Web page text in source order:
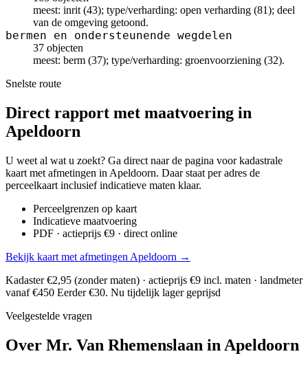
meest: inrit (43); type/verharding: open verharding (81); deel
van de omgeving getoond.
bermen en ondersteunende wegdelen
37 objecten
meest: berm (37); type/verharding: groenvoorziening (32).
Snelste route
Direct rapport met maatvoering in
Apeldoorn
U weet al wat u zoekt? Ga direct naar de pagina voor kadastrale
kaart met afmetingen in Apeldoorn. Daar staat per adres de
perceelkaart inclusief indicatieve maten klaar.
Perceelgrenzen op kaart
Indicatieve maatvoering
PDF · actieprijs €9 · direct online
Bekijk kaart met afmetingen Apeldoorn →
Kadaster €2,95 (zonder maten) · actieprijs €9 incl. maten · landmeter
vanaf €450 Eerder €30. Nu tijdelijk lager geprijsd
Veelgestelde vragen
Over Mr. Van Rhemenslaan in Apeldoorn